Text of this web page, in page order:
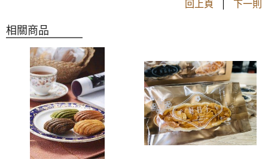
回上頁 | 下一則
相關商品